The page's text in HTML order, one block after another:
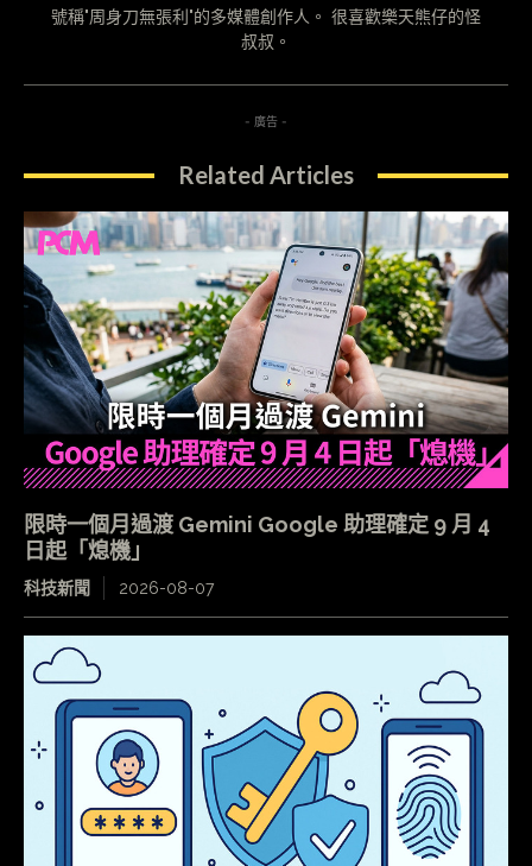
號稱"周身刀無張利"的多媒體創作人。 很喜歡樂天熊仔的怪
叔叔。
- 廣告 -
Related Articles
限時一個月過渡 Gemini Google 助理確定 9 月 4
日起「熄機」
科技新聞 2026-08-07